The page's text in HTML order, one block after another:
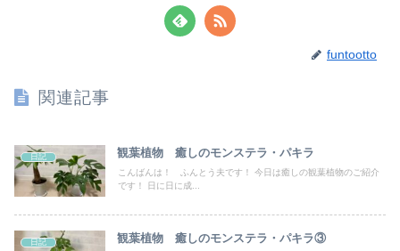
funtootto
関連記事
日記 観葉植物 癒しのモンステラ・パキラ
こんばんは！ ふんとう夫です！ 今日は癒しの観葉植物のご紹介
です！ 日に日に成...
日記 観葉植物 癒しのモンステラ・パキラ③